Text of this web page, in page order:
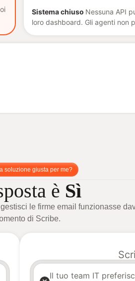
Sistema chiuso Nessuna API
loro dashboard. Gli agenti non
soluzione giusta per me?
è Sì
le firme email funzionasse
di Scribe.
Il tuo team IT